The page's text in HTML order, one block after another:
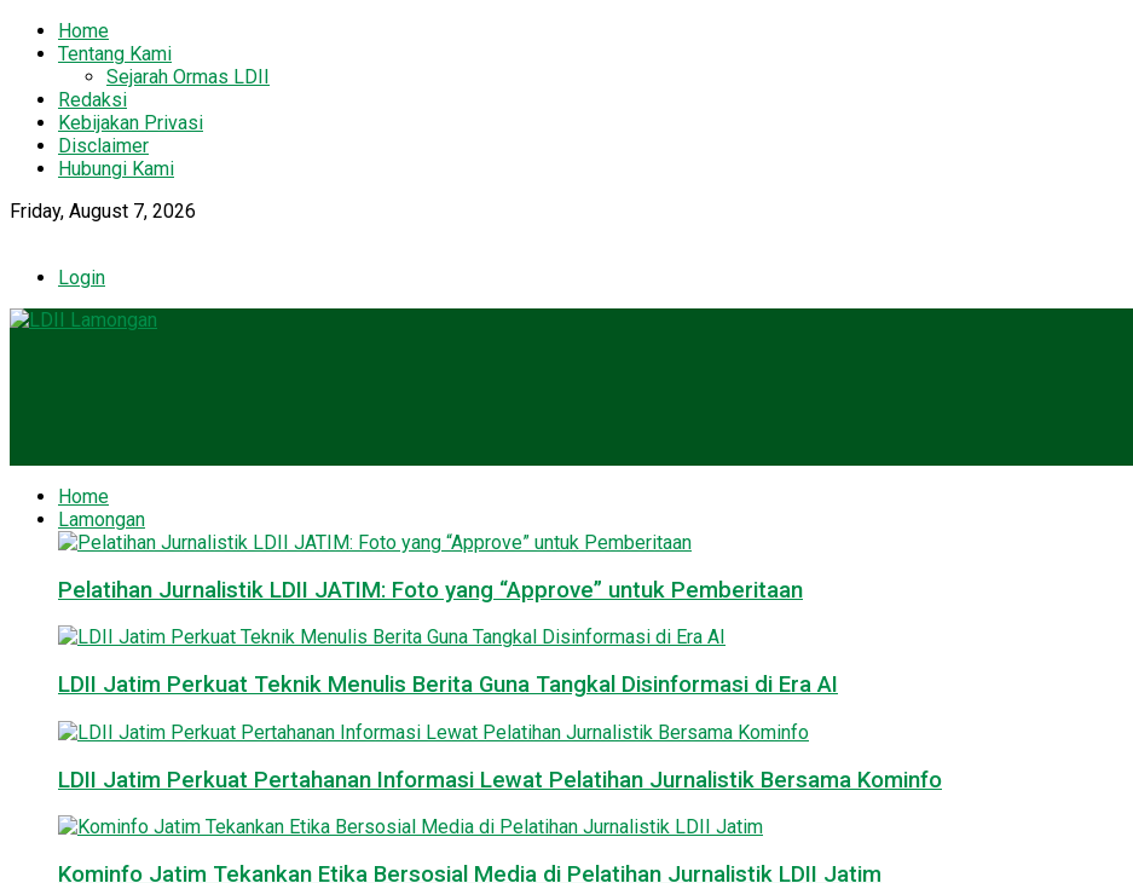
Home
Tentang Kami
Sejarah Ormas LDII
Redaksi
Kebijakan Privasi
Disclaimer
Hubungi Kami
Friday, August 7, 2026
Login
Home
Lamongan
Pelatihan Jurnalistik LDII JATIM: Foto yang “Approve” untuk Pemberitaan
LDII Jatim Perkuat Teknik Menulis Berita Guna Tangkal Disinformasi di Era AI
LDII Jatim Perkuat Pertahanan Informasi Lewat Pelatihan Jurnalistik Bersama Kominfo
Kominfo Jatim Tekankan Etika Bersosial Media di Pelatihan Jurnalistik LDII Jatim